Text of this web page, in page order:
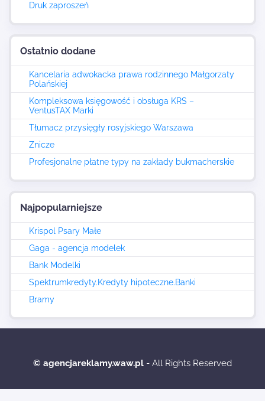
Druk zaproszeń
Ostatnio dodane
Kancelaria adwokacka prawa rodzinnego Małgorzaty
Polańskiej
Kompleksowa księgowość i obsługa KRS –
VentusTAX Marki
Tłumacz przysięgły rosyjskiego Warszawa
Znicze
Profesjonalne płatne typy na zakłady bukmacherskie
Najpopularniejsze
Krispol Psary Małe
Gaga - agencja modelek
Bank Modelki
Spektrumkredyty.Kredyty hipoteczne.Banki
Bramy
© agencjareklamy.waw.pl - All Rights Reserved